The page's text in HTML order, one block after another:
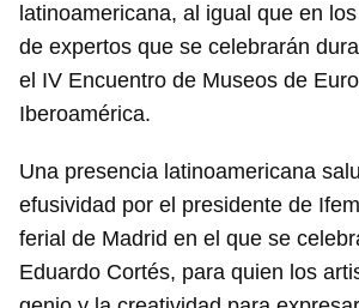
latinoamericana, al igual que en
de expertos que se celebrarán
el IV Encuentro de Museos de
Iberoamérica.
Una presencia latinoamericana
efusividad por el presidente de
ferial de Madrid en el que se
Eduardo Cortés, para quien los